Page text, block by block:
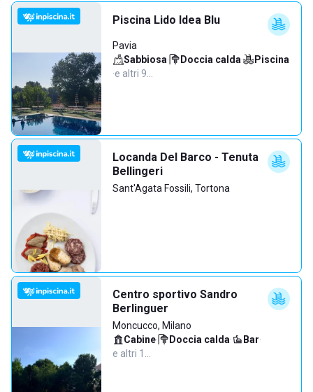
Piscina Lido Idea Blu
Pavia
Sabbiosa· Doccia calda·
Piscina
·e altri 9…
Locanda Del Barco - Tenuta
Bellingeri
Sant'Agata Fossili, Tortona
Centro sportivo Sandro
Berlinguer
Moncucco, Milano
Cabine· Doccia calda· Bar·
e altri 1…